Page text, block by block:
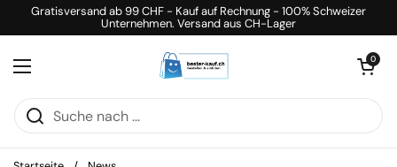
Zum Inhalt springen
Gratisversand ab 99 CHF - Kauf auf Rechnung - 100% Schweizer
Unternehmen. Versand aus CH-Lager
Menü öffnen
Warenkorb
0